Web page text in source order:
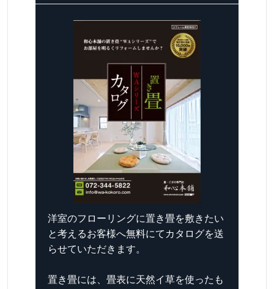
洋室のフローリングに置き畳を敷きたい
と考えるお客様へ無料にてカタログを送
らせていただきます。
置き畳には、畳表に天然イ草を使ったも